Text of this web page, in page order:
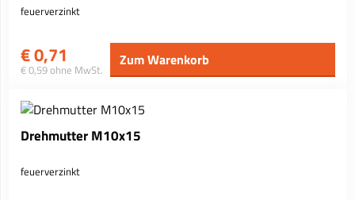
feuerverzinkt
€0,71
€ 0,59 ohne MwSt.
Zum Warenkorb
Drehmutter M10x15
feuerverzinkt